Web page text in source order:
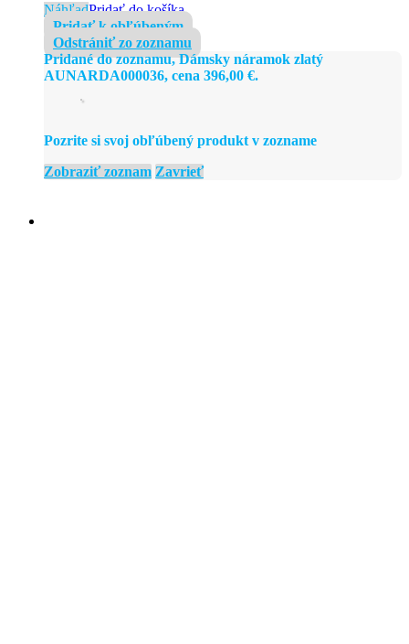
NáhľadPridať do košíka
Pridať k obľúbeným
Odstrániť zo zoznamu
Pridané do zoznamu, Dámsky náramok zlatý
AUNARDA000036, cena 396,00 €.
Pozrite si svoj obľúbený produkt v zozname
Zobraziť zoznam Zavrieť